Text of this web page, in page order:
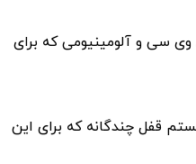
سی و آلومینیومی که برای
قفل چندگانه که برای این